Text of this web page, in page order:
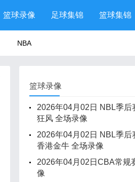
篮球录像 足球集锦 篮球集锦
NBA
篮球录像
2026年04月02日 NBL季后
狂风 全场录像
2026年04月02日 NBL季后
香港金牛 全场录像
2026年04月02日CBA常规
像